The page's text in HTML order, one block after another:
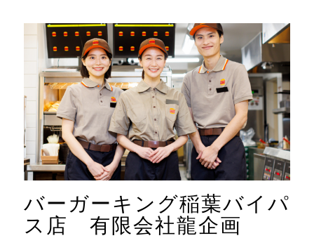
バーガーキング稲葉バイパ
ス店 有限会社龍企画